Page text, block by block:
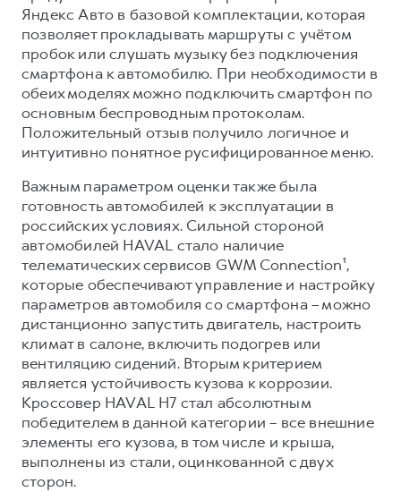
Яндекс Авто в базовой комплектации, которая
позволяет прокладывать маршруты с учётом
пробок или слушать музыку без подключения
смартфона к автомобилю. При необходимости в
обеих моделях можно подключить смартфон по
основным беспроводным протоколам.
Положительный отзыв получило логичное и
интуитивно понятное русифицированное меню.
Важным параметром оценки также была
готовность автомобилей к эксплуатации в
российских условиях. Сильной стороной
автомобилей HAVAL стало наличие
телематических сервисов GWM Connection¹,
которые обеспечивают управление и настройку
параметров автомобиля со смартфона – можно
дистанционно запустить двигатель, настроить
климат в салоне, включить подогрев или
вентиляцию сидений. Вторым критерием
является устойчивость кузова к коррозии.
Кроссовер HAVAL H7 стал абсолютным
победителем в данной категории – все внешние
элементы его кузова, в том числе и крыша,
выполнены из стали, оцинкованной с двух
сторон.